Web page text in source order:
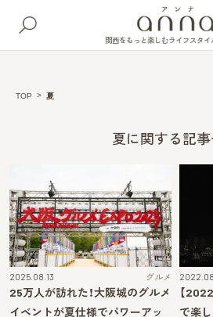
関西をもっと楽しむライフスタ
TOP 夏
夏に関する記
2025.08.13 グルメ
25万人が訪れた！大阪城のグルメ
イベントが夏仕様でパワーアッ
【
で楽